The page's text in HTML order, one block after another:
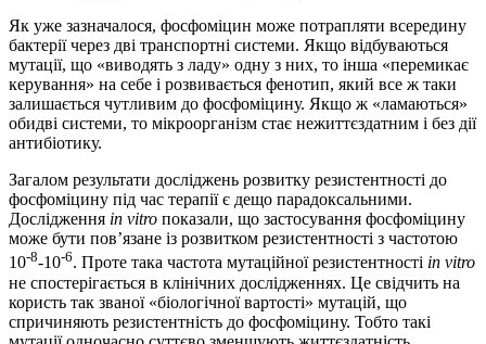
Як уже зазначалося, фосфоміцин може потрапляти всередину
бактерії через дві транспортні системи. Якщо відбуваються
мутації, що «виводять з ладу» одну з них, то інша «перемикає
керування» на себе і розвивається фенотип, який все ж таки
залишається чутливим до фосфоміцину. Якщо ж «ламаються»
обидві системи, то мікроорганізм стає нежиттєздатним і без дії
антибіотику.
Загалом результати досліджень розвитку резистентності до
фосфоміцину під час терапії є дещо парадоксальними.
Дослідження in vitro показали, що застосування фосфоміцину
може бути пов’язане із розвитком резистентності з частотою
10-8-10-6. Проте така частота мутаційної резистентності in vitro
не спостерігається в клінічних дослідженнях. Це свідчить на
користь так званої «біологічної вартості» мутацій, що
спричиняють резистентність до фосфоміцину. Тобто такі